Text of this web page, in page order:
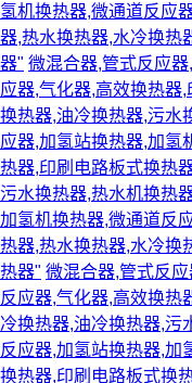
氢机换热器,微通道反应
器,热水换热器,水冷换热
器" 微混合器,管式反应
应器,气化器,高效换热器
换热器,油冷换热器,污水
应器,加氢站换热器,加氢
热器,印刷电路板式换热
污水换热器,热水机换热
加氢机换热器,微通道反
热器,热水换热器,水冷换
热器" 微混合器,管式反
反应器,气化器,高效换热
冷换热器,油冷换热器,污
反应器,加氢站换热器,加
换热器,印刷电路板式换